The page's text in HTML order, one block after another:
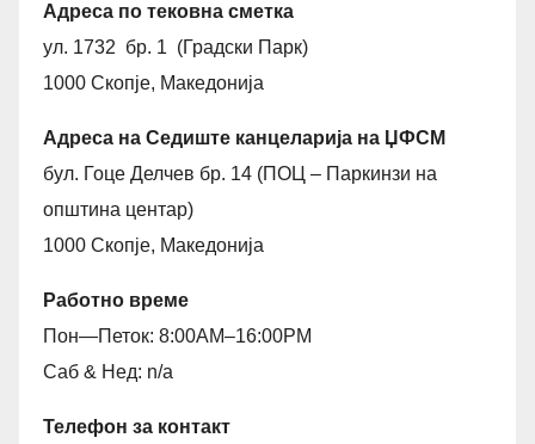
Адреса по тековна сметка
ул. 1732 бр. 1 (Градски Парк)
1000 Скопје, Македонија
Адреса на Седиште канцеларија на ЏФСМ
бул. Гоце Делчев бр. 14 (ПОЦ – Паркинзи на
општина центар)
1000 Скопје, Македонија
Работно време
Пон—Петок: 8:00AM–16:00PM
Саб & Нед: n/a
Телефон за контакт